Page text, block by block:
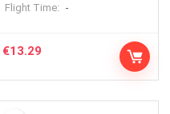
Flight Time: -
€13.29